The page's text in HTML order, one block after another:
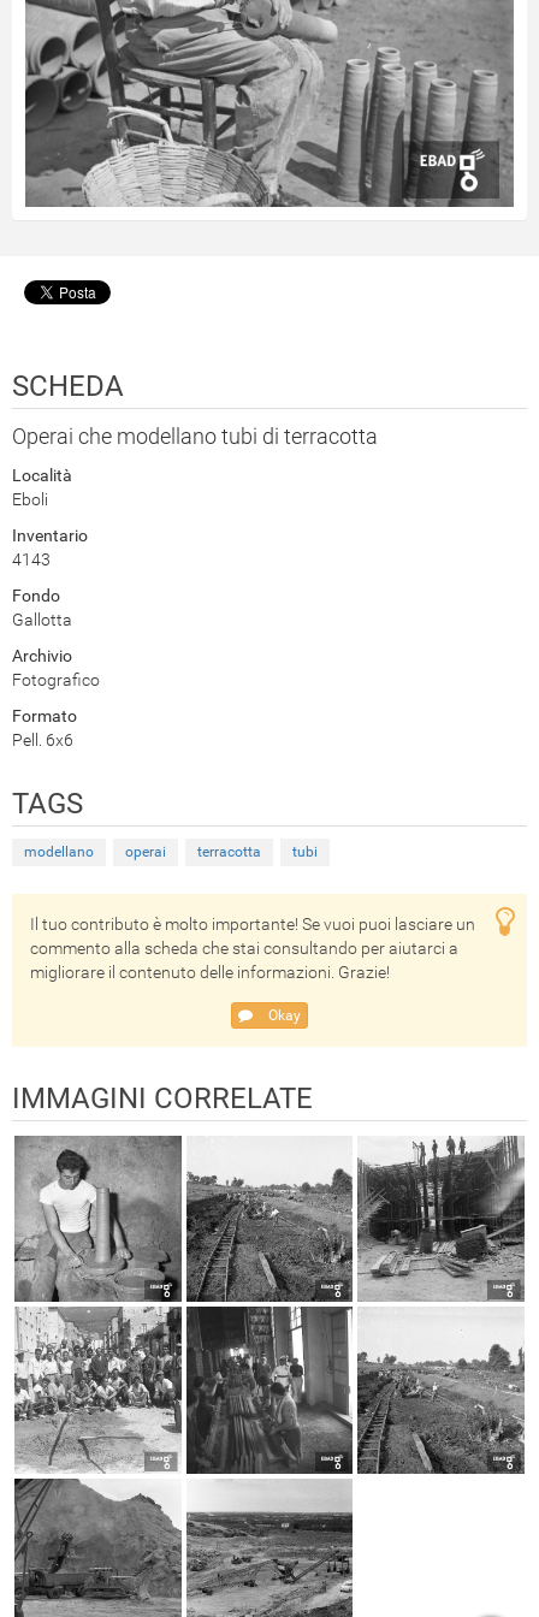
SCHEDA
Operai che modellano tubi di terracotta
Località
Eboli
Inventario
4143
Fondo
Gallotta
Archivio
Fotografico
Formato
Pell. 6x6
TAGS
modellano operai terracotta tubi
Il tuo contributo è molto importante! Se vuoi puoi lasciare un
commento alla scheda che stai consultando per aiutarci a
migliorare il contenuto delle informazioni. Grazie!
Okay
IMMAGINI CORRELATE